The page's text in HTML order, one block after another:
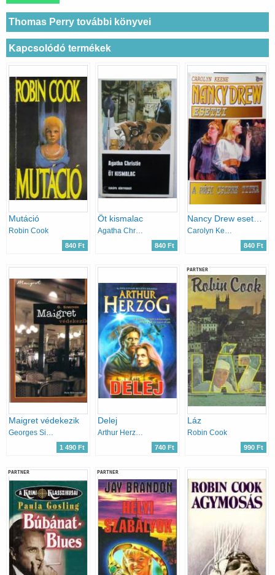
Thomas Perry további könyvei
Kapcsolódó termékek
Mutáció
Robin Cook
840 Ft
Öt kismalac
840 Ft
Nancy Drew esetei: A régi csipke titka
840 Ft
Maigret védekezik
Georges Simenon
1 490 Ft
Delej
Arthur Herzog
740 Ft
PARTNER
Láz
Robin Cook
990 Ft
PARTNER PARTNER